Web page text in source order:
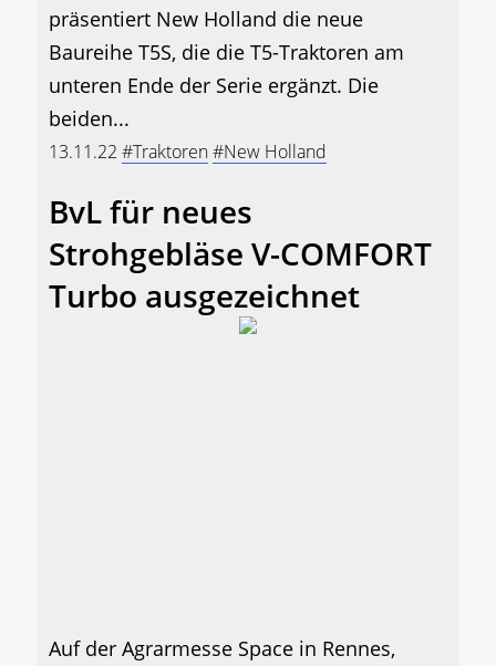
präsentiert New Holland die neue
Baureihe T5S, die die T5-Traktoren am
unteren Ende der Serie ergänzt. Die
beiden...
13.11.22 #Traktoren#New Holland
BvL für neues
Strohgebläse V-COMFORT
Turbo ausgezeichnet
Auf der Agrarmesse Space in Rennes,